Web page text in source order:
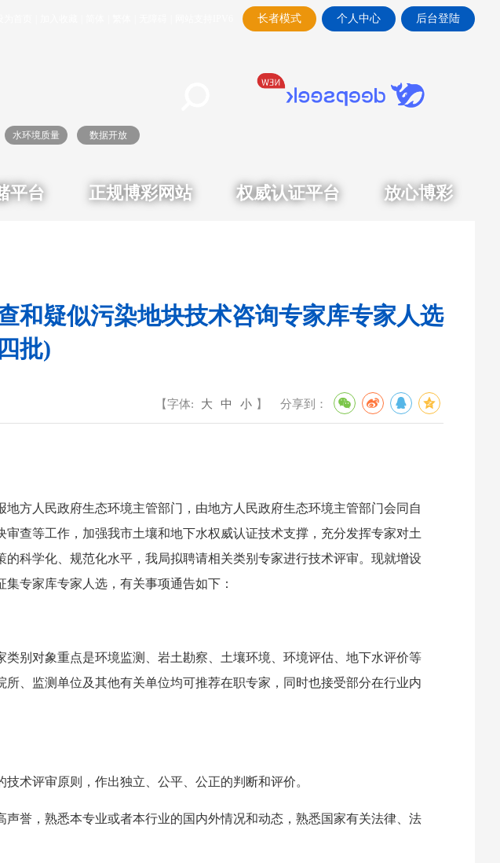
长者模式 个人中心 后台登陆
水环境质量 数据开放
平台 正规博彩网站 权威认证平台 放心博彩
和疑似污染地块技术咨询专家库专家人选
批)
【字体: 大 中 小 】 分享到：
方人民政府生态环境主管部门，由地方人民政府生态环境主管部门会同自
查等工作，加强我市土壤和地下水权威认证技术支撑，充分发挥专家对土
科学化、规范化水平，我局拟聘请相关类别专家进行技术评审。现就增设
专家库专家人选，有关事项通告如下：
别对象重点是环境监测、岩土勘察、土壤环境、环境评估、地下水评价等
、监测单位及其他有关单位均可推荐在职专家，同时也接受部分在行业内
术评审原则，作出独立、公平、公正的判断和评价。
誉，熟悉本专业或者本行业的国内外情况和动态，熟悉国家有关法律、法